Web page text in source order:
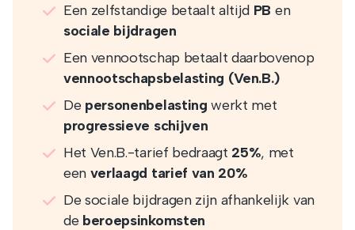
Een zelfstandige betaalt altijd PB en
sociale bijdragen
Een vennootschap betaalt daarbovenop
vennootschapsbelasting (Ven.B.)
De personenbelasting werkt met
progressieve schijven
Het Ven.B.-tarief bedraagt 25%, met
een verlaagd tarief van 20%
De sociale bijdragen zijn afhankelijk van
de beroepsinkomsten